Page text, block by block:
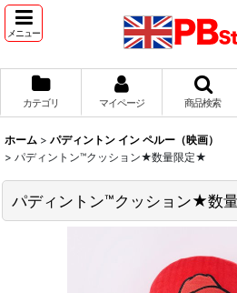
メニュー
カテゴリ マイページ 商品検索
ホーム > パディントン イン ペルー（映画）
> パディントン™クッション★数量限定★
パディントン™クッション★数